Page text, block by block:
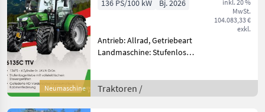
Neumaschine
inkl. 20 %
MwSt.
104.083,33 €
exkl.
136 PS/100 kW Bj. 2026
Antrieb: Allrad, Getriebeart
Landmaschine: Stufenloses
540/540E/1000,
Höchstgeschwindigkeit in
Traktoren /